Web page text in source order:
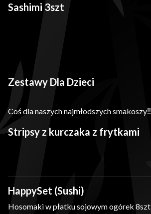
Sashimi 3szt
Zestawy Dla Dzieci
Coś dla naszych najmłodszych smakoszy‼️
Stripsy z kurczaka z frytkami
HappySet (Sushi)
Hosomaki w płatku sojowym ogórek 8szt